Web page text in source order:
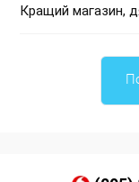
Кращий магазин,